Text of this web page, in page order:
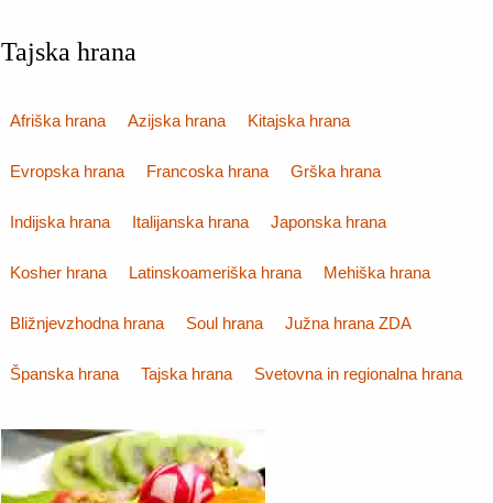
Tajska hrana
Afriška hrana Azijska hrana Kitajska hrana
Evropska hrana Francoska hrana Grška hrana
Indijska hrana Italijanska hrana Japonska hrana
Kosher hrana Latinskoameriška hrana Mehiška hrana
Bližnjevzhodna hrana Soul hrana Južna hrana ZDA
Španska hrana Tajska hrana Svetovna in regionalna hrana